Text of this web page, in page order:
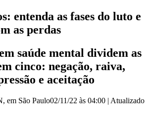
entenda as fases do luto e
as perdas
saúde mental dividem as
cinco: negação, raiva,
e aceitação
, em São Paulo02/11/22 às 04:00 | Atualizado